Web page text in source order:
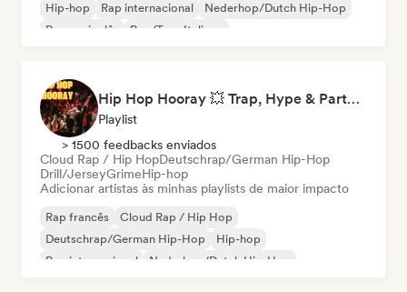
Hip-hop
Rap internacional
Nederhop/Dutch Hip-Hop
Rap em inglês
Rap/Trap Italiano
Hip Hop Hooray 💥 Trap, Hype & Party Rap Bangers
Playlist
> 1500 feedbacks enviados
Cloud Rap / Hip HopDeutschrap/German Hip-Hop
Drill/JerseyGrimeHip-hop
Adicionar artistas às minhas playlists de maior impacto
Rap francês
Cloud Rap / Hip Hop
Deutschrap/German Hip-Hop
Hip-hop
Rap internacional
Nederhop/Dutch Hip-Hop